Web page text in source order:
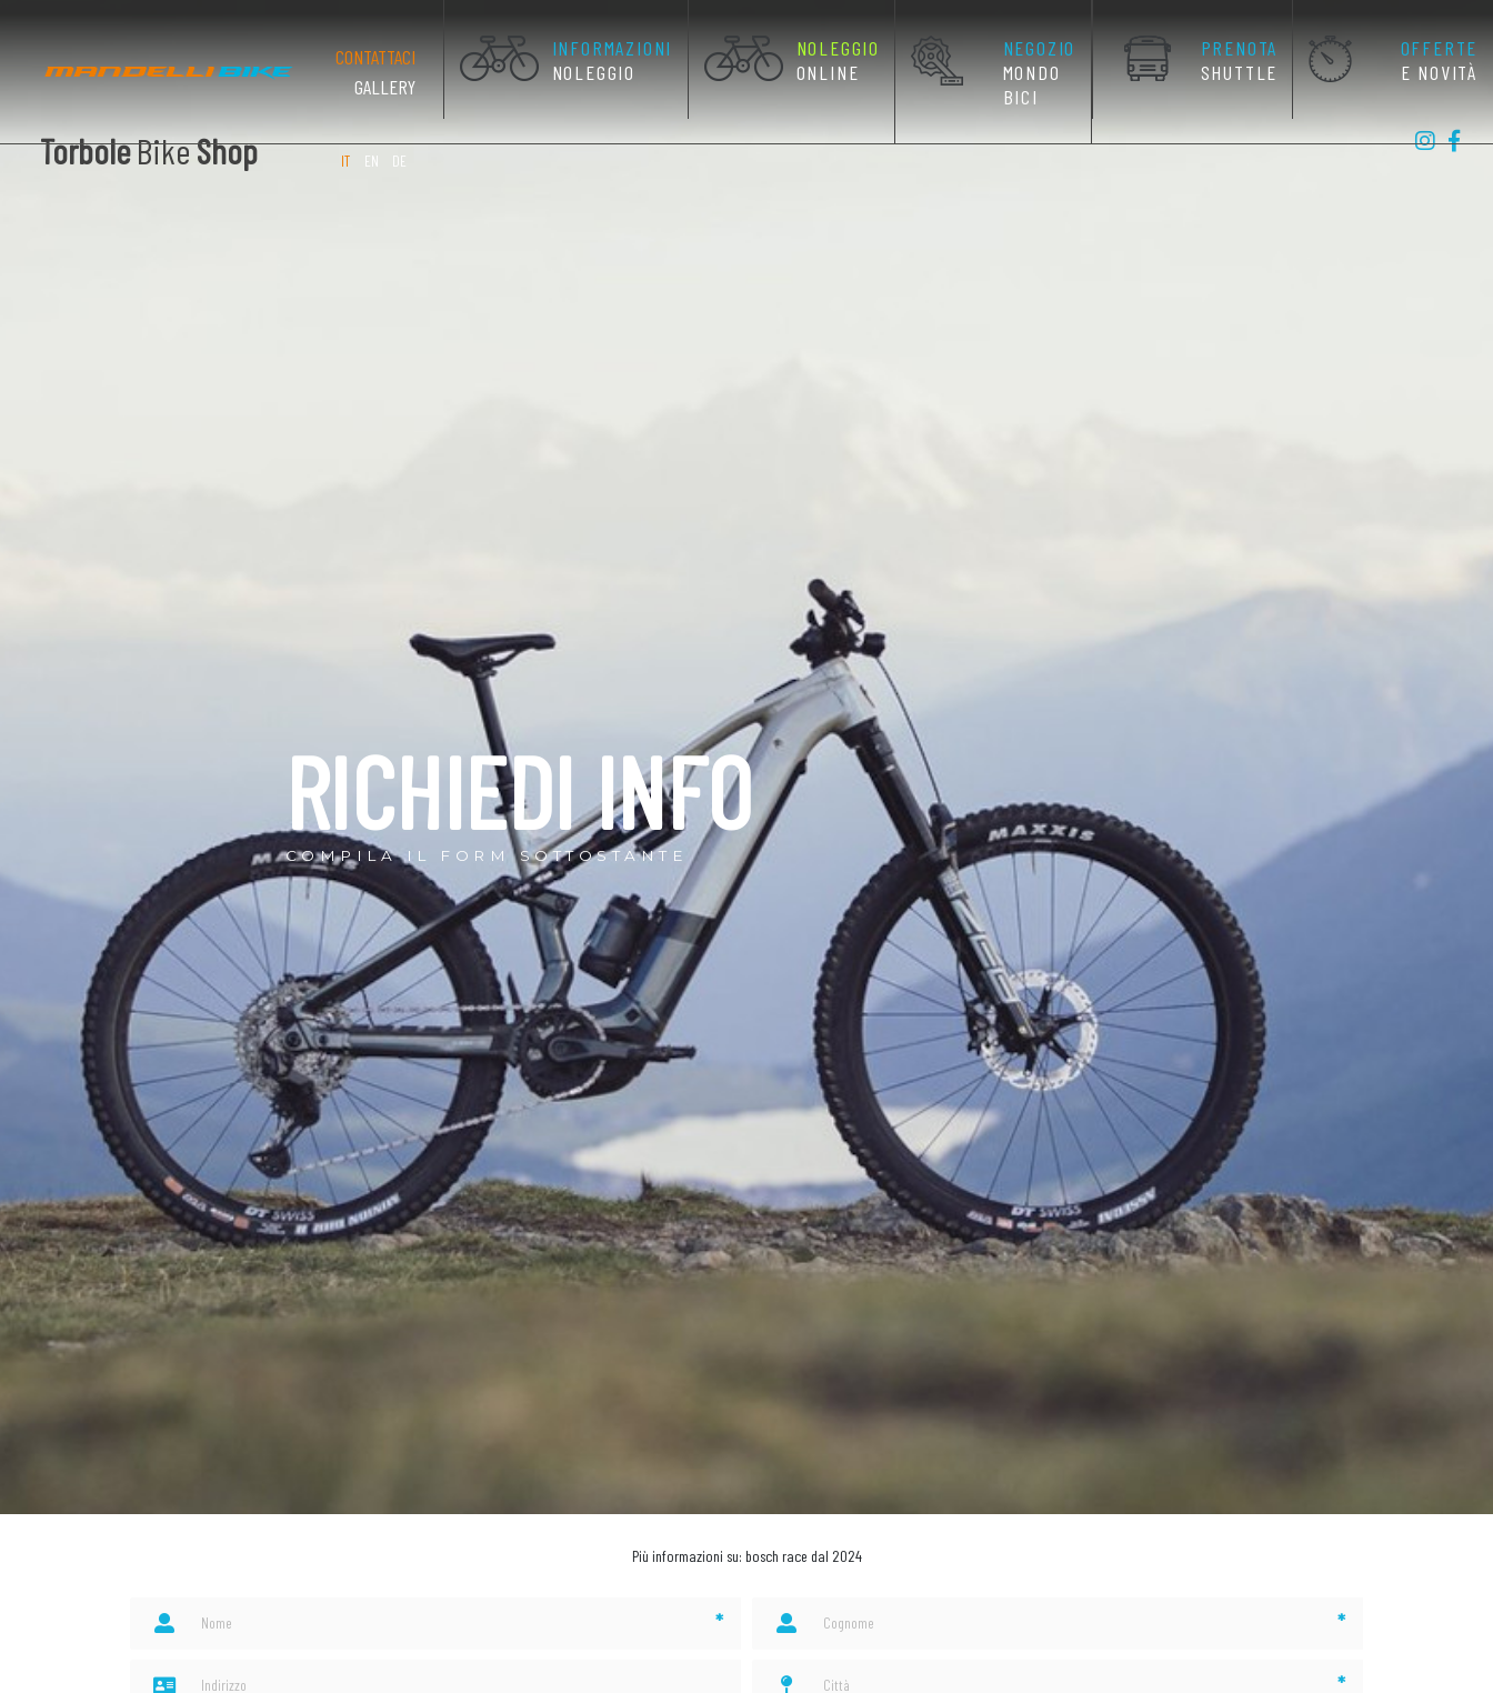
CONTATTACI(PAGINA CORRENTE)
GALLERY
INFORMAZIONI
NOLEGGIO
NOLEGGIO
ONLINE
NEGOZIO
MONDO
BICI
PRENOTA
SHUTTLE
OFFERTE
E NOVITÀ
TorboleBikeShop IT EN DE
RICHIEDI INFO
COMPILA IL FORM SOTTOSTANTE
Più informazioni su: bosch race dal 2024
* *
*